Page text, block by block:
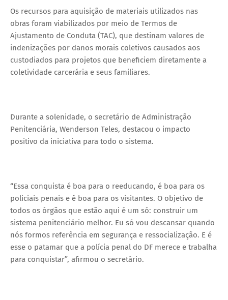
Os recursos para aquisição de materiais utilizados nas
obras foram viabilizados por meio de Termos de
Ajustamento de Conduta (TAC), que destinam valores de
indenizações por danos morais coletivos causados aos
custodiados para projetos que beneficiem diretamente a
coletividade carcerária e seus familiares.
Durante a solenidade, o secretário de Administração
Penitenciária, Wenderson Teles, destacou o impacto
positivo da iniciativa para todo o sistema.
“Essa conquista é boa para o reeducando, é boa para os
policiais penais e é boa para os visitantes. O objetivo de
todos os órgãos que estão aqui é um só: construir um
sistema penitenciário melhor. Eu só vou descansar quando
nós formos referência em segurança e ressocialização. E é
esse o patamar que a polícia penal do DF merece e trabalha
para conquistar”, afirmou o secretário.